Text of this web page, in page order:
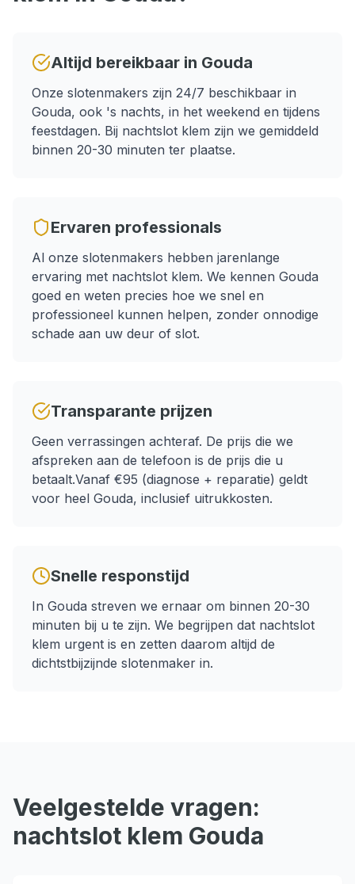
Altijd bereikbaar in Gouda
Onze slotenmakers zijn 24/7 beschikbaar in
Gouda, ook 's nachts, in het weekend en tijdens
feestdagen. Bij nachtslot klem zijn we gemiddeld
binnen 20-30 minuten ter plaatse.
Ervaren professionals
Al onze slotenmakers hebben jarenlange
ervaring met nachtslot klem. We kennen Gouda
goed en weten precies hoe we snel en
professioneel kunnen helpen, zonder onnodige
schade aan uw deur of slot.
Transparante prijzen
Geen verrassingen achteraf. De prijs die we
afspreken aan de telefoon is de prijs die u
betaalt.Vanaf €95 (diagnose + reparatie) geldt
voor heel Gouda, inclusief uitrukkosten.
Snelle responstijd
In Gouda streven we ernaar om binnen 20-30
minuten bij u te zijn. We begrijpen dat nachtslot
klem urgent is en zetten daarom altijd de
dichtstbijzijnde slotenmaker in.
Veelgestelde vragen:
nachtslot klem Gouda